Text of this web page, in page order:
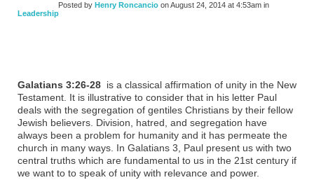
Posted by Henry Roncancio on August 24, 2014 at 4:53am in
Leadership
Galatians 3:26-28 is a classical affirmation of unity in the New
Testament. It is illustrative to consider that in his letter Paul
deals with the segregation of gentiles Christians by their fellow
Jewish believers. Division, hatred, and segregation have
always been a problem for humanity and it has permeate the
church in many ways. In Galatians 3, Paul present us with two
central truths which are fundamental to us in the 21st century if
we want to to speak of unity with relevance and power.